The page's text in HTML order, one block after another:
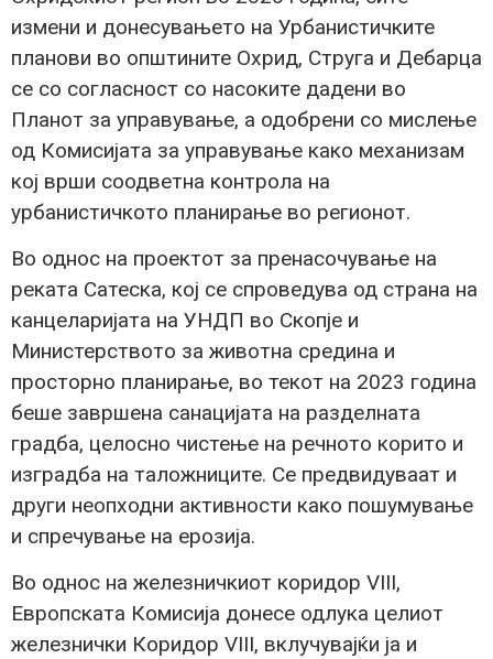
измени и донесувањето на Урбанистичките
планови во општините Охрид, Струга и Дебарца
се со согласност со насоките дадени во
Планот за управување, а одобрени со мислење
од Комисијата за управување како механизам
кој врши соодветна контрола на
урбанистичкото планирање во регионот.
Во однос на проектот за пренасочување на
реката Сатеска, кој се спроведува од страна на
канцеларијата на УНДП во Скопје и
Министерството за животна средина и
просторно планирање, во текот на 2023 година
беше завршена санацијата на разделната
градба, целосно чистење на речното корито и
изградба на таложниците. Се предвидуваат и
други неопходни активности како пошумување
и спречување на ерозија.
Во однос на железничкиот коридор VIII,
Европската Комисија донесе одлука целиот
железнички Коридор VIII, вклучувајќи ја и